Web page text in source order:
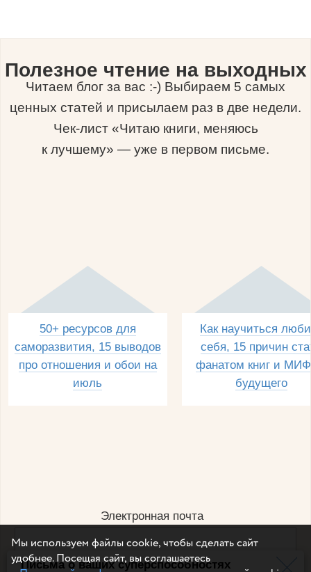
Письма о ваших суперспособностях
Полезное чтение на выходных
Читаем блог за вас :-) Выбираем 5 самых
ценных статей и присылаем раз в две недели.
Чек-лист «Читаю книги, меняюсь
к лучшему» — уже в первом письме.
50+ ресурсов для
саморазвития, 15 выводов
про отношения и обои на
июль
Как научиться
себя, 15 причин
фанатом книг и
будущего
Электронная почта
Например, dulsineya@gmail.com
Мы используем файлы cookie, чтобы сделать сайт
удобнее. Посещая сайт, вы соглашаетесь